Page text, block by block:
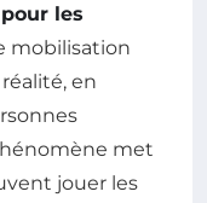
les
mobilisation
en
met
jouer les